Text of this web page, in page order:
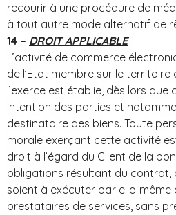
recourir à une procédure de
à tout autre mode alternatif de
14 – DROIT APPLICABLE
L’activité de commerce
de l’Etat membre sur le
l’exerce est établie, dès lors que
intention des parties et
destinataire des biens. Toute
morale exerçant cette activité
droit à l’égard du Client de la
obligations résultant du contrat,
soient à exécuter par elle-même
prestataires de services, sans